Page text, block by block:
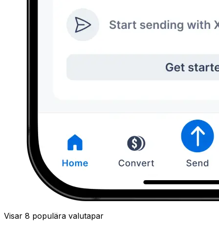
Visar 8 populära valutapar